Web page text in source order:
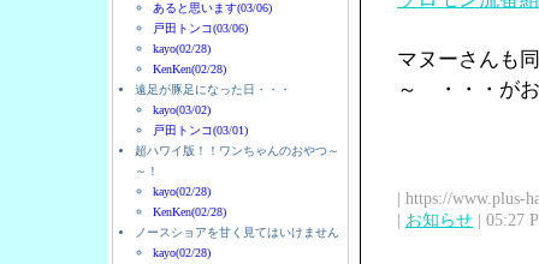
あると思います(03/06)
戸田トンコ(03/06)
kayo(02/28)
KenKen(02/28)
遠足が豚足になった日・・・
kayo(03/02)
戸田トンコ(03/01)
超ハワイ版！！ワンちゃんのおやつ～
～！
kayo(02/28)
KenKen(02/28)
ノースショアを甘く見てはいけません
kayo(02/28)
マヌーさんも
～ ・・・がお
| https://www.plus-
| お知らせ | 05:27